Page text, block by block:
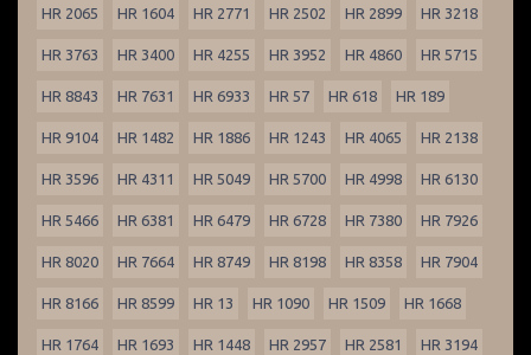
HR 2065 HR 1604 HR 2771 HR 2502 HR 2899 HR 3218
HR 3763 HR 3400 HR 4255 HR 3952 HR 4860 HR 5715
HR 8843 HR 7631 HR 6933 HR 57 HR 618 HR 189
HR 9104 HR 1482 HR 1886 HR 1243 HR 4065 HR 2138
HR 3596 HR 4311 HR 5049 HR 5700 HR 4998 HR 6130
HR 5466 HR 6381 HR 6479 HR 6728 HR 7380 HR 7926
HR 8020 HR 7664 HR 8749 HR 8198 HR 8358 HR 7904
HR 8166 HR 8599 HR 13 HR 1090 HR 1509 HR 1668
HR 1764 HR 1693 HR 1448 HR 2957 HR 2581 HR 3194